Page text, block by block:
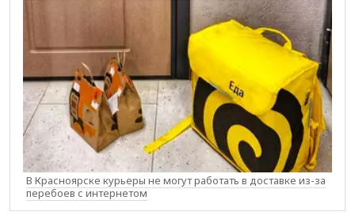
В Красноярске курьеры не могут работать в доставке из-за
перебоев с интернетом